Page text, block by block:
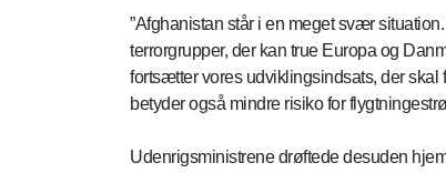
”Afghanistan står i en meget svær
terrorgrupper, der kan true Europa og
fortsætter vores udviklingsindsats, der skal
betyder også mindre risiko for
Udenrigsministrene drøftede desuden